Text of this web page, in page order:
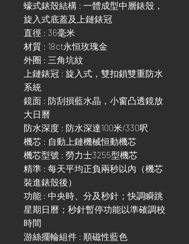
蠔式錶殼結構 : 一體成型中層錶殼，
旋入式底蓋及上鏈錶冠
直徑 : 36毫米
材質 : 18ct永恒玫瑰金
外圈 : 三角坑紋
上鏈錶冠 : 旋入式，雙扣鎖雙重防水
系統
鏡面 : 防刮損藍水晶，小窗凸透鏡放
大日曆
防水深度 : 防水深達100米/330呎
機芯 : 自動上鏈機械恒動機芯
機芯型號 : 勞力士3255型機芯
精準 : 每天平均正負兩秒以內（機芯
裝進錶殼後）
功能 : 中央時、分及秒針；快調瞬跳
星期日曆；秒針暫停功能以準確調校
時間
游絲擺輪組件 : 順磁性藍色